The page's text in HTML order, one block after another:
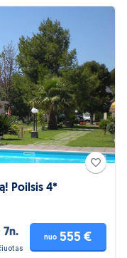
Poilsis 4*
7n. nuo 555 €